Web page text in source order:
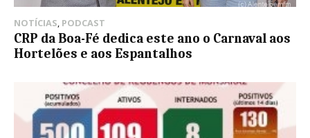
NOTÍCIAS, PODCAST
CRP da Boa-Fé dedica este ano o Carnaval aos
Hortelões e aos Espantalhos